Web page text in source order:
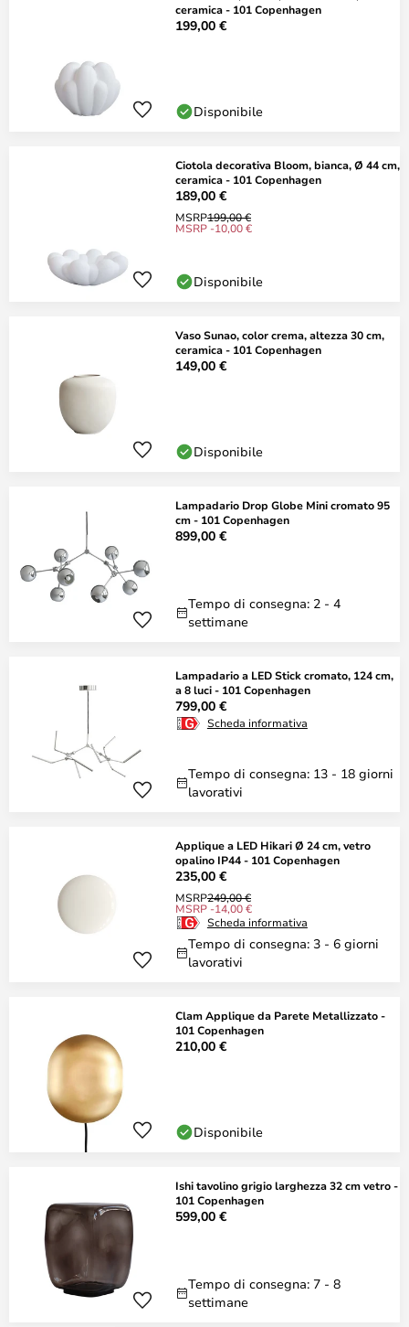
ceramica - 101 Copenhagen
199,00 €
Disponibile
Ciotola decorativa Bloom, bianca, Ø 44 cm,
ceramica - 101 Copenhagen
189,00 €
MSRP199,00 €
MSRP -10,00 €
Disponibile
Vaso Sunao, color crema, altezza 30 cm,
ceramica - 101 Copenhagen
149,00 €
Disponibile
Lampadario Drop Globe Mini cromato 95
cm - 101 Copenhagen
899,00 €
Tempo di consegna: 2 - 4
settimane
Lampadario a LED Stick cromato, 124 cm,
a 8 luci - 101 Copenhagen
799,00 €
Scheda informativa
Tempo di consegna: 13 - 18 giorni
lavorativi
Applique a LED Hikari Ø 24 cm, vetro
opalino IP44 - 101 Copenhagen
235,00 €
MSRP249,00 €
MSRP -14,00 €
Scheda informativa
Tempo di consegna: 3 - 6 giorni
lavorativi
Clam Applique da Parete Metallizzato -
101 Copenhagen
210,00 €
Disponibile
Ishi tavolino grigio larghezza 32 cm vetro -
101 Copenhagen
599,00 €
Tempo di consegna: 7 - 8
settimane